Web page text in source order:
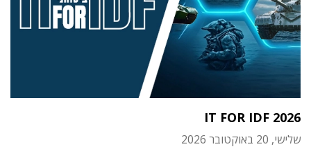
IT FOR IDF 2026
שלישי, 20 באוקטובר 2026